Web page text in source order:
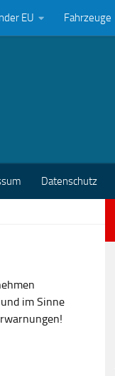
EU Fahrzeuge
Datenschutz
im Sinne